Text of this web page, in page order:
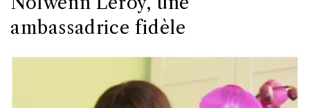
ambassadrice fidèle